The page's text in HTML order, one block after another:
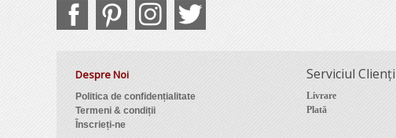
Despre Noi
Politica de confidențialitate
Termeni & condiții
Înscrieți-ne
Serviciul Clienți
Livrare
Plată